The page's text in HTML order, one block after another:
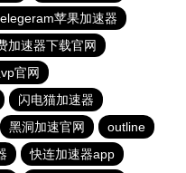
苹果加速器
加速器下载官网
官网
闪电猫加速器
黑洞加速官网
outline
快连加速器app